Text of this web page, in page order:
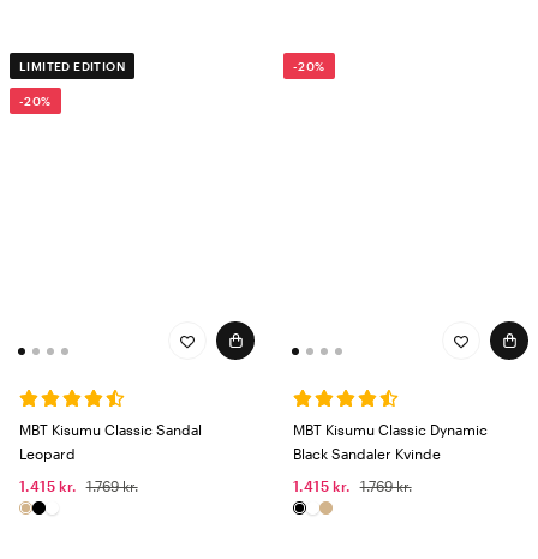
LIMITED EDITION
-20%
MBT Kisumu Classic Sandal
Leopard
1.415 kr.
1.769 kr.
-20%
MBT Kisumu Classic Dynamic
Black Sandaler Kvinde
1.415 kr.
1.769 kr.